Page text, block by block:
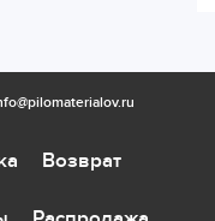
Возврат